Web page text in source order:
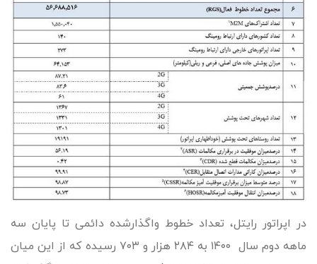
در اپراتور رایتل، تعداد خطوط واگذارشده دائمی تا پایان سه
ماهه دوم سال ۱۴۰۰ به ۲۸۴ هزار و ۷۰۳ رسیده که از این میان